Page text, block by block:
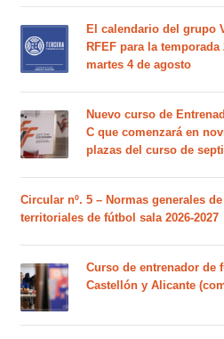
El calendario del grupo
RFEF para la temporada
martes 4 de agosto
Nuevo curso de
C que comenzará en
plazas del curso de
Circular nº. 5 – Normas generales
territoriales de fútbol sala 2026-2027
Curso de entrenador de
Castellón y Alicante